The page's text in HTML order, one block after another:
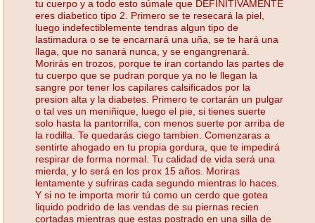
tu cuerpo y a todo esto súmale que DEFINITIVAMENTE
eres diabetico tipo 2. Primero se te resecará la piel,
luego indefectiblemente tendras algun tipo de
lastimadura o se te encarnará una uña, se te hará una
llaga, que no sanará nunca, y se engangrenará.
Morirás en trozos, porque te iran cortando las partes de
tu cuerpo que se pudran porque ya no le llegan la
sangre por tener los capilares calsificados por la
presion alta y la diabetes. Primero te cortarán un pulgar
o tal ves un meniñique, luego el pie, si tienes suerte
solo hasta la pantorrilla, con menos suerte por arriba de
la rodilla. Te quedarás ciego tambien. Comenzaras a
sentirte ahogado en tu propia gordura, que te impedirá
respirar de forma normal. Tu calidad de vida será una
mierda, y lo será en los prox 15 años. Moriras
lentamente y sufriras cada segundo mientras lo haces.
Y si no te importa morir tú como un cerdo que gotea
liquido podrido de las vendas de su piernas recien
cortadas mientras que estas postrado en una silla de